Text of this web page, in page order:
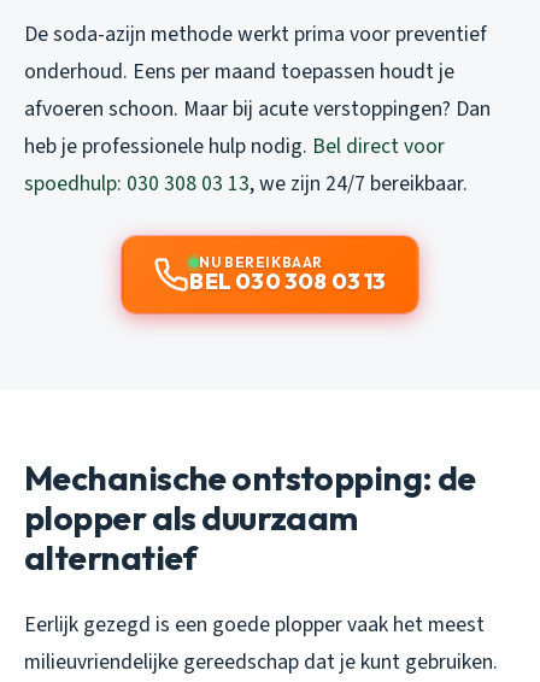
De soda-azijn methode werkt prima voor preventief
onderhoud. Eens per maand toepassen houdt je
afvoeren schoon. Maar bij acute verstoppingen? Dan
heb je professionele hulp nodig. Bel direct voor
spoedhulp: 030 308 03 13, we zijn 24/7 bereikbaar.
NU BEREIKBAAR
BEL 030 308 03 13
Mechanische ontstopping: de
plopper als duurzaam
alternatief
Eerlijk gezegd is een goede plopper vaak het meest
milieuvriendelijke gereedschap dat je kunt gebruiken.